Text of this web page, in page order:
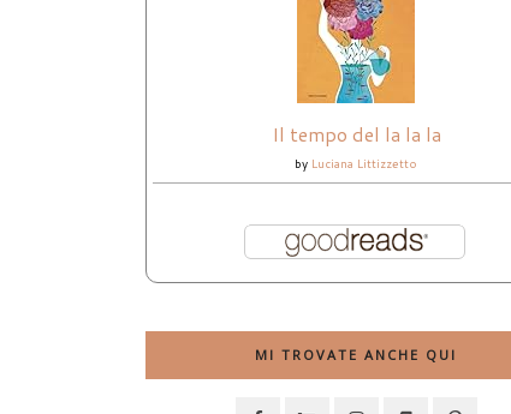
Il tempo del la la la
by Luciana Littizzetto
MI TROVATE ANCHE QUI